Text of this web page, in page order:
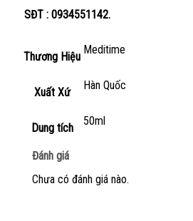
SĐT : 0934551142.
Thương Hiệu
Meditime
Xuất Xứ
Hàn Quốc
Dung tích
50ml
Đánh giá
Chưa có đánh giá nào.